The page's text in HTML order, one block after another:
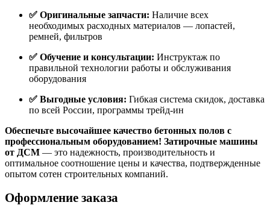
✅ Оригинальные запчасти: Наличие всех
необходимых расходных материалов — лопастей,
ремней, фильтров
✅ Обучение и консультации: Инструктаж по
правильной технологии работы и обслуживания
оборудования
✅ Выгодные условия: Гибкая система скидок, доставка
по всей России, программы трейд-ин
Обеспечьте высочайшее качество бетонных полов с
профессиональным оборудованием! Затирочные машины
от ДСМ — это надежность, производительность и
оптимальное соотношение цены и качества, подтвержденные
опытом сотен строительных компаний.
Оформление заказа